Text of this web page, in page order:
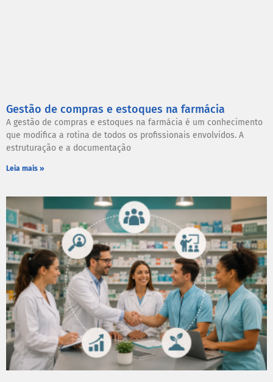
Gestão de compras e estoques na farmácia
A gestão de compras e estoques na farmácia é um conhecimento
que modifica a rotina de todos os profissionais envolvidos. A
estruturação e a documentação
Leia mais »